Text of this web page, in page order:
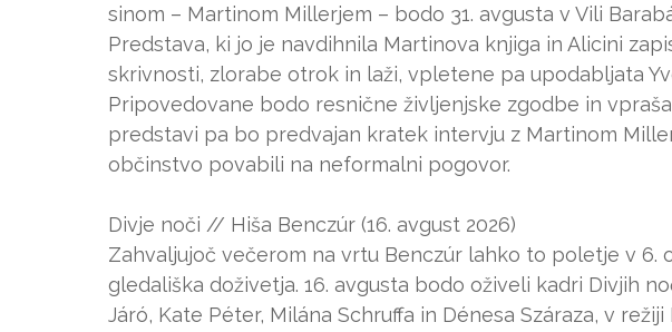
sinom – Martinom Millerjem – bodo 31. avgusta v Vili
Predstava, ki jo je navdihnila Martinova knjiga in Alicini
skrivnosti, zlorabe otrok in laži, vpletene pa upodabljata
Pripovedovane bodo resnične življenjske zgodbe in
predstavi pa bo predvajan kratek intervju z Martinom
občinstvo povabili na neformalni pogovor.
Divje noči // Hiša Benczúr (16. avgust 2026)
Zahvaljujoč večerom na vrtu Benczúr lahko to poletje v 6.
gledališka doživetja. 16. avgusta bodo oživeli kadri Divjih
Járó, Kate Péter, Milána Schruffa in Dénesa Száraza, v